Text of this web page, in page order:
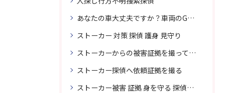
あなたの車大丈夫ですか？車両のGPS捜索なら滋賀クリスタル探偵事務所
ストーカー 対策 探偵 護身 見守り
ストーカーからの被害証拠を撮って貴女を護ります
ストーカー探偵へ依頼証拠を撮る
ストーカー被害 証拠 身を守る 探偵に頼む